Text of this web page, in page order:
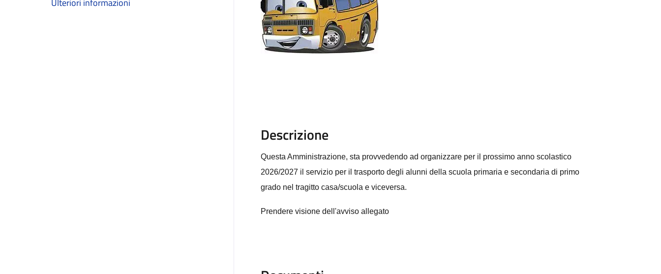
Ulteriori informazioni
Descrizione
Questa Amministrazione, sta provvedendo ad organizzare per il prossimo anno scolastico
2026/2027 il servizio per il trasporto degli alunni della scuola primaria e secondaria di primo
grado nel tragitto casa/scuola e viceversa.
Prendere visione dell'avviso allegato